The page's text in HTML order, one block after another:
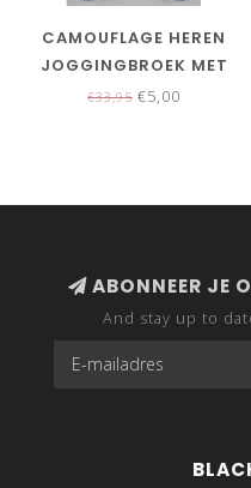
CAMOUFLAGE HEREN
JOGGINGBROEK MET
ZAKKEN
€33,95 €5,00
ABONNEER JE
And stay up to